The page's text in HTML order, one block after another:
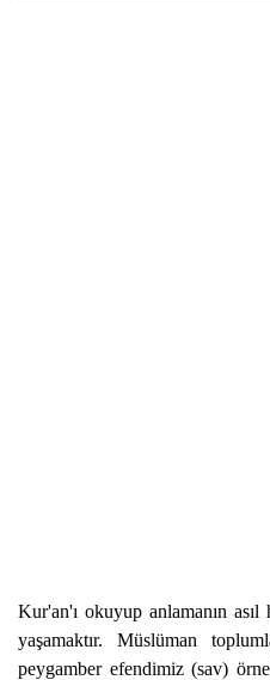
Kur'an'ı okuyup anlamanın asıl
yaşamaktır. Müslüman
peygamber efendimiz (sav)